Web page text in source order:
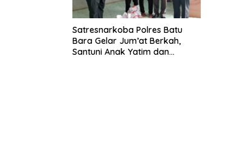
Satresnarkoba Polres Batu
Bara Gelar Jum’at Berkah,
Santuni Anak Yatim dan